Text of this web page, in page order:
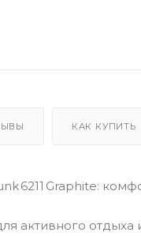
КАК КУПИТЬ
6211 Graphite:
активного